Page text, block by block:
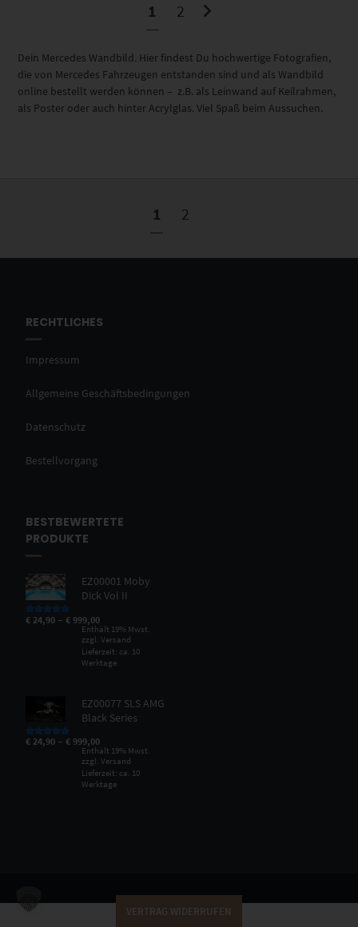
1 2
Dein Mercedes Wandbild. Hier findest Du hochwertige Fotografien,
die von Mercedes Fahrzeugen entstanden sind und als Wandbild
online bestellt werden können – z.B. als Leinwand auf Keilrahmen,
als Poster oder auch hinter Acrylglas. Viel Spaß beim Aussuchen.
1 2
RECHTLICHES
Impressum
Allgemeine Geschäftsbedingungen
Datenschutz
Bestellvorgang
BESTBEWERTETE
PRODUKTE
EZ00001 Moby
Dick Vol II
Bewertet mit
von 5
€ 24,90 –€ 999,00
Enthält 19% Mwst.
zzgl.Versand
Lieferzeit: ca. 10
Werktage
EZ00077 SLS AMG
Black Series
Bewertet mit
von 5
€ 24,90 –€ 999,00
Enthält 19% Mwst.
zzgl.Versand
Lieferzeit: ca. 10
Werktage
VERTRAG WIDERRUFEN